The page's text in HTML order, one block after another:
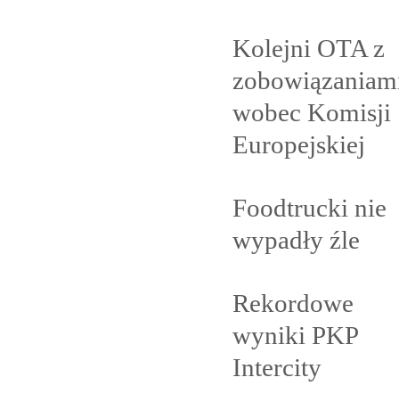
Kolejni OTA z
wobec Komisji
Europejskiej
Foodtrucki nie
wypadły źle
Rekordowe
wyniki PKP
Intercity